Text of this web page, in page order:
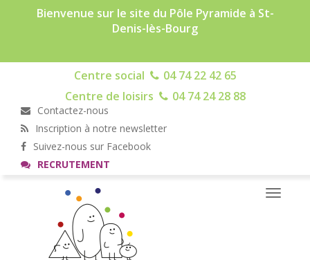
Bienvenue sur le site du Pôle Pyramide à St-
Denis-lès-Bourg
Centre social
04 74 22 42 65
Centre de loisirs
04 74 24 28 88
Contactez-nous
Inscription à notre newsletter
Suivez-nous sur Facebook
RECRUTEMENT
Toggle